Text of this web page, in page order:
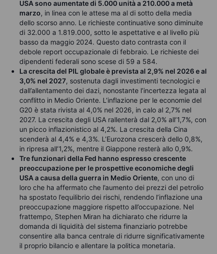
USA sono aumentate di 5.000 unità a 210.000 a metà
marzo, in linea con le attese ma al di sotto della media
dello scorso anno. Le richieste continuative sono diminuite
di 32.000 a 1.819.000, sotto le aspettative e al livello più
basso da maggio 2024. Questo dato contrasta con il
debole report occupazionale di febbraio. Le richieste dei
dipendenti federali sono scese di 59 a 584.
La crescita del PIL globale è prevista al 2,9% nel 2026 e al
3,0% nel 2027, sostenuta dagli investimenti tecnologici e
dall’allentamento dei dazi, nonostante l’incertezza legata al
conflitto in Medio Oriente. L’inflazione per le economie del
G20 è stata rivista al 4,0% nel 2026, in calo al 2,7% nel
2027. La crescita degli USA rallenterà dal 2,0% all’1,7%, con
un picco inflazionistico al 4,2%. La crescita della Cina
scenderà al 4,4% e 4,3%. L’Eurozona crescerà dello 0,8%,
in ripresa all’1,2%, mentre il Giappone resterà allo 0,9%.
Tre funzionari della Fed hanno espresso crescente
preoccupazione per le prospettive economiche degli
USA a causa della guerra in Medio Oriente, con uno di
loro che ha affermato che l’aumento dei prezzi del petrolio
ha spostato l’equilibrio dei rischi, rendendo l’inflazione una
preoccupazione maggiore rispetto all’occupazione. Nel
frattempo, Stephen Miran ha dichiarato che ridurre la
domanda di liquidità del sistema finanziario potrebbe
consentire alla banca centrale di ridurre significativamente
il proprio bilancio e allentare la politica monetaria.